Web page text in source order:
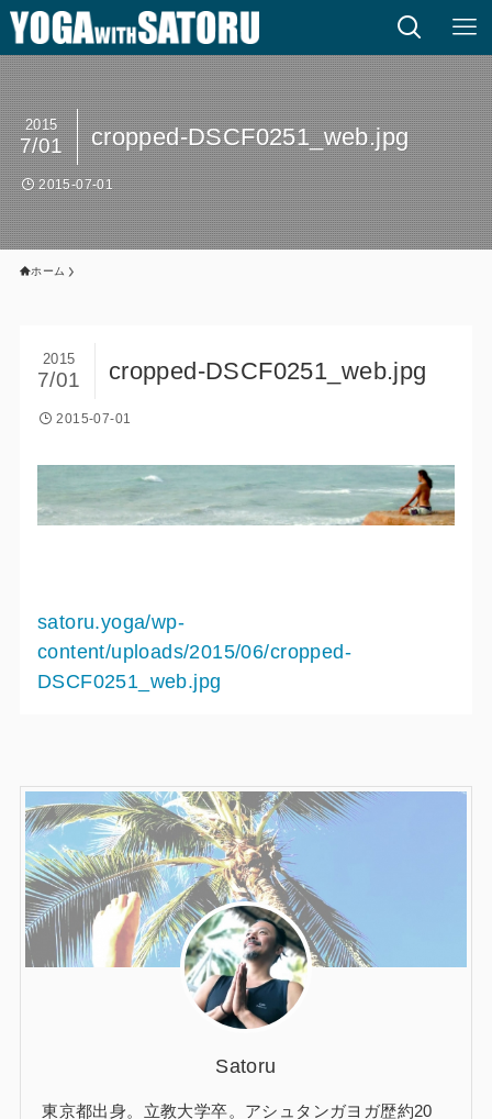
cropped-DSCF0251_web.jpg
2015
7/01
2015-07-01
ホーム
cropped-DSCF0251_web.jpg
2015
7/01
2015-07-01
satoru.yoga/wp-
content/uploads/2015/06/cropped-
DSCF0251_web.jpg
Satoru
東京都出身。立教大学卒。アシュタンガヨガ歴約20